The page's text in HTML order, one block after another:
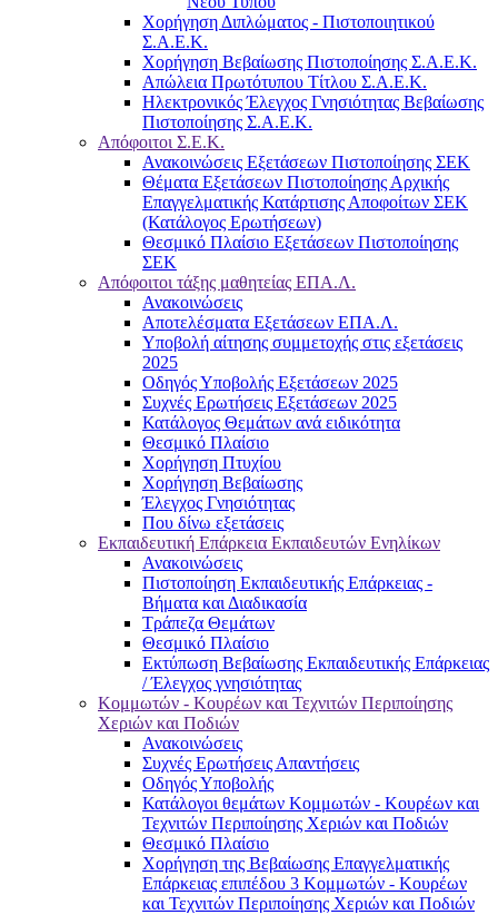
Χορήγηση Διπλώματος - Πιστοποιητικού
Σ.Α.Ε.Κ.
Χορήγηση Βεβαίωσης Πιστοποίησης Σ.Α.Ε.Κ.
Απώλεια Πρωτότυπου Τίτλου Σ.Α.Ε.Κ.
Ηλεκτρονικός Έλεγχος Γνησιότητας Βεβαίωσης
Πιστοποίησης Σ.Α.Ε.Κ.
Απόφοιτοι Σ.Ε.Κ.
Ανακοινώσεις Εξετάσεων Πιστοποίησης ΣΕΚ
Θέματα Εξετάσεων Πιστοποίησης Αρχικής
Επαγγελματικής Κατάρτισης Αποφοίτων ΣΕΚ
(Κατάλογος Ερωτήσεων)
Θεσμικό Πλαίσιο Εξετάσεων Πιστοποίησης
ΣΕΚ
Απόφοιτοι τάξης μαθητείας ΕΠΑ.Λ.
Ανακοινώσεις
Αποτελέσματα Εξετάσεων ΕΠΑ.Λ.
Υποβολή αίτησης συμμετοχής στις εξετάσεις
2025
Οδηγός Υποβολής Εξετάσεων 2025
Συχνές Ερωτήσεις Εξετάσεων 2025
Κατάλογος Θεμάτων ανά ειδικότητα
Θεσμικό Πλαίσιο
Χορήγηση Πτυχίου
Χορήγηση Βεβαίωσης
Έλεγχος Γνησιότητας
Που δίνω εξετάσεις
Εκπαιδευτική Επάρκεια Εκπαιδευτών Ενηλίκων
Ανακοινώσεις
Πιστοποίηση Εκπαιδευτικής Επάρκειας -
Βήματα και Διαδικασία
Τράπεζα Θεμάτων
Θεσμικό Πλαίσιο
Εκτύπωση Βεβαίωσης Εκπαιδευτικής Επάρκειας
/ Έλεγχος γνησιότητας
Κομμωτών - Κουρέων και Τεχνιτών Περιποίησης
Χεριών και Ποδιών
Ανακοινώσεις
Συχνές Ερωτήσεις Απαντήσεις
Οδηγός Υποβολής
Κατάλογοι θεμάτων Κομμωτών - Κουρέων και
Τεχνιτών Περιποίησης Χεριών και Ποδιών
Θεσμικό Πλαίσιο
Χορήγηση της Βεβαίωσης Επαγγελματικής
Επάρκειας επιπέδου 3 Κομμωτών - Κουρέων
και Τεχνιτών Περιποίησης Χεριών και Ποδιών